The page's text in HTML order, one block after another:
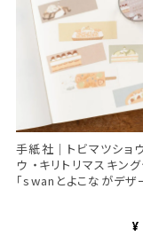
手紙社｜トビマツショ
ウ ・キリトリマスキン
「swanとよこながデザ
¥